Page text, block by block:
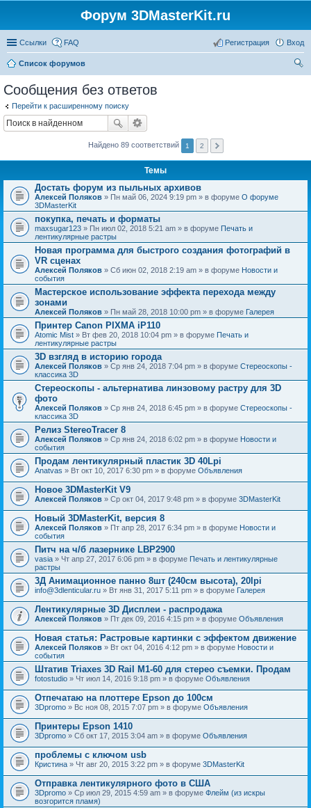
Форум 3DMasterKit.ru
Ссылки FAQ Вход
Регистрация
Список форумов
Сообщения без ответов
Перейти к расширенному поиску
Найдено 89 соответствий 1 2
Темы
Достать форум из пыльных архивов
Алексей Поляков » Пн май 06, 2024 9:19 pm » в форуме О форуме
3DMasterKit
покупка, печать и форматы
maxsugar123 » Пн июл 02, 2018 5:21 am » в форуме Печать и
лентикулярные растры
Новая программа для быстрого создания фотографий в
VR сценах
Алексей Поляков » Сб июн 02, 2018 2:19 am » в форуме Новости и
события
Мастерское использование эффекта перехода между
зонами
Алексей Поляков » Пн май 28, 2018 10:00 pm » в форуме Галерея
Принтер Canon PIXMA iP110
Atomic Mist » Вт фев 20, 2018 10:04 pm » в форуме Печать и
лентикулярные растры
3D взгляд в историю города
Алексей Поляков » Ср янв 24, 2018 7:04 pm » в форуме Стереоскопы -
классика 3D
Стереоскопы - альтернатива линзовому растру для 3D
фото
Алексей Поляков » Ср янв 24, 2018 6:45 pm » в форуме Стереоскопы -
классика 3D
Релиз StereoTracer 8
Алексей Поляков » Ср янв 24, 2018 6:02 pm » в форуме Новости и
события
Продам лентикулярный пластик 3D 40Lpi
Anatvas » Вт окт 10, 2017 6:30 pm » в форуме Объявления
Новое 3DMasterKit V9
Алексей Поляков » Ср окт 04, 2017 9:48 pm » в форуме 3DMasterKit
Новый 3DMasterKit, версия 8
Алексей Поляков » Пт апр 28, 2017 6:34 pm » в форуме Новости и
события
Питч на ч/б лазернике LBP2900
vasia » Чт апр 27, 2017 6:06 pm » в форуме Печать и лентикулярные
растры
3Д Анимационное панно 8шт (240см высота), 20lpi
info@3dlenticular.ru » Вт янв 31, 2017 5:11 pm » в форуме Галерея
Лентикулярные 3D Дисплеи - распродажа
Алексей Поляков » Пт дек 09, 2016 4:15 pm » в форуме Объявления
Новая статья: Растровые картинки с эффектом движение
Алексей Поляков » Вт окт 04, 2016 4:12 pm » в форуме Новости и
события
Штатив Triaxes 3D Rail M1-60 для стерео съемки. Продам
fotostudio » Чт июл 14, 2016 9:18 pm » в форуме Объявления
Отпечатаю на плоттере Epson до 100см
3Dpromo » Вс ноя 08, 2015 7:07 pm » в форуме Объявления
Принтеры Epson 1410
3Dpromo » Сб окт 17, 2015 3:04 am » в форуме Объявления
проблемы с ключом usb
Кристина » Чт авг 20, 2015 3:22 pm » в форуме 3DMasterKit
Отправка лентикулярного фото в США
3Dpromo » Ср июл 29, 2015 4:59 am » в форуме Флейм (из искры
возгорится пламя)